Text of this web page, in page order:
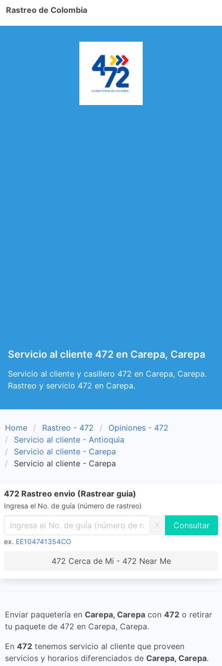
Rastreo de Colombia
Servicio al cliente 472 en Carepa, Carepa
Servicio al cliente y casillero 472 en Carepa, Carepa.
Rastreo y servicio 472 en Carepa.
Home Rastreo - 472
Opiniones - 472
Servicio al cliente - Antioquia
Servicio al cliente - Carepa
Servicio al cliente - Carepa
472 Rastreo envio (Rastrear guia)
Ingresa el No. de guía (número de rastreo)
X
ex. EE104741354CO
472 Cerca de Mi - 472 Near Me
Enviar paquetería en Carepa, Carepa con 472 o retirar
tu paquete de 472 en Carepa, Carepa.
En 472 tenemos servicio al cliente que proveen
servicios y horarios diferenciados de Carepa, Carepa.